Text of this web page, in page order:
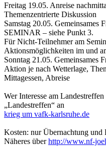
Freitag 19.05. Anreise
Themenzentrierte Diskussion
Samstag 20.05. Gemeinsames
SEMINAR – siehe Punkt 3.
Für Nicht-Teilnehmer am
Aktionsmöglichkeiten im und
Sonntag 21.05. Gemeinsames
Aktion je nach Wetterlage,
Mittagessen, Abreise
Wer Interesse am
„Landestreffen“ an
krieg um vafk-karlsruhe.de
Kosten: nur Übernachtung und
Näheres überhttp://www.nf-